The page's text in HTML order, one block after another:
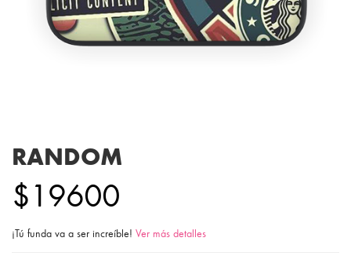
RANDOM
$19600
¡Tú funda va a ser increíble! Ver más detalles